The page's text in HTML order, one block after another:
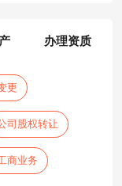
办理资质
更
司股权转让
商业务